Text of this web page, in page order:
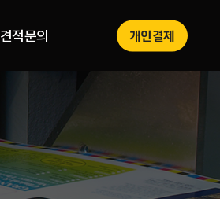
견적문의 개인결제